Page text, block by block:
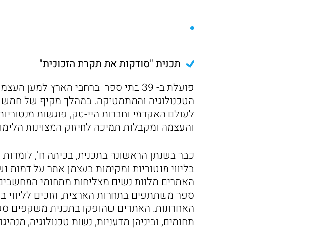
תכנית "סודקות את תקרת הזכוכית"
פועלת ב- 39 בתי ספר ברחבי הארץ
הטכנולוגיה והמתמטיקה. במהלך מקיף של
לעולם האקדמי וחברות היי-טק, פוגשות
והעצמה ומקבלות תמיכה לחיזוק המצוינות
בליווי מנטוריות ומקימות בעצמן אתר על
האתרים מלוות נשים מצליחות מתחומי
האחרונות. האתרים שהופקו בתכנית משקפים
תחומים, וביניהן מדעניות, נשות טכנולוגיה,